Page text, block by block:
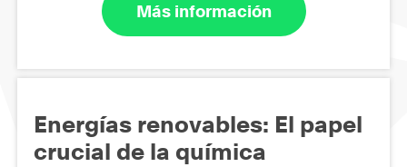
Más información
Energías renovables: El papel
crucial de la química